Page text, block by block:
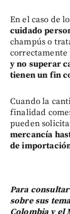
En el caso de
cuidado
champús o
y no superar
tienen un fin
Cuando la
finalidad
pueden
mercancía
de
Para
sobre sus